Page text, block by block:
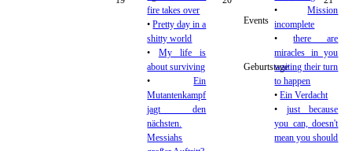
Events
Geburtstage
fire takes over
•Pretty day in a
shitty world
• My life is
about surviving
•Ein
Mutantenkampf
jagt den
nächsten.
Messiahs
•Mission
incomplete
•there are
miracles in you
waiting their turn
to happen
•Ein Verdacht
• just because
you can, doesn't
mean you should